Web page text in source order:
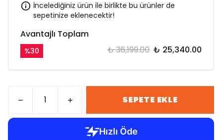
İncelediğiniz ürün ile birlikte bu ürünler de
sepetinize eklenecektir!
Avantajlı Toplam
%30 ₺ 36,199.00 ₺ 25,340.00
SEPETE EKLE